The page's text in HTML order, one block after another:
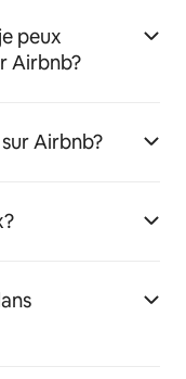
peux
Airbnb?
Airbnb?